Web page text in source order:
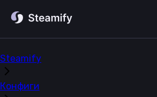
Steamify
Конфиги